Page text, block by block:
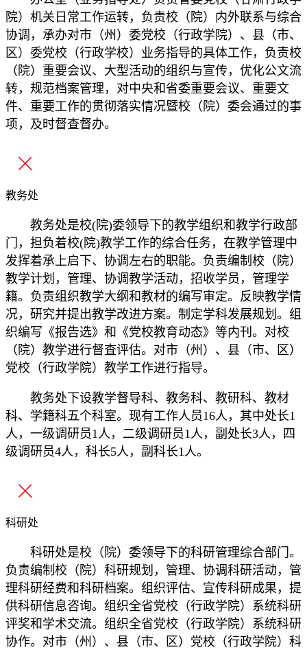
院）机关日常工作运转，负责校（院）内外联系与综合
协调，承办对市（州）委党校（行政学院）、县（市、
区）委党校（行政学校）业务指导的具体工作，负责校
（院）重要会议、大型活动的组织与宣传，优化公文流
转，规范档案管理，对中央和省委重要会议、重要文
件、重要工作的贯彻落实情况暨校（院）委会通过的事
项，及时督查督办。
教务处
教务处是校(院)委领导下的教学组织和教学行政部
门，担负着校(院)教学工作的综合任务，在教学管理中
发挥着承上启下、协调左右的职能。负责编制校（院）
教学计划，管理、协调教学活动，招收学员，管理学
籍。负责组织教学大纲和教材的编写审定。反映教学情
况，研究并提出教学改进方案。制定学科发展规划。组
织编写《报告选》和《党校教育动态》等内刊。对校
（院）教学进行督査评估。对市（州）、县（市、区）
党校（行政学院）教学工作进行指导。
教务处下设教学督导科、教务科、教研科、教材
科、学籍科五个科室。现有工作人员16人，其中处长1
人，一级调研员1人，二级调研员1人，副处长3人，四
级调研员4人，科长5人，副科长1人。
科研处
科研处是校（院）委领导下的科研管理综合部门。
负责编制校（院）科研规划，管理、协调科研活动，管
理科研经费和科研档案。组织评估、宣传科研成果，提
供科研信息咨询。组织全省党校（行政学院）系统科研
评奖和学术交流。组织全省党校（行政学院）系统科研
协作。对市（州）、县（市、区）党校（行政学院）科